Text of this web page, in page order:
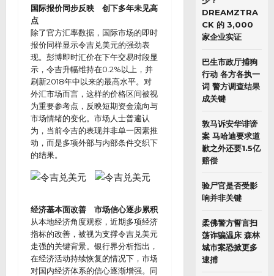
国际报价同步反映 创下多年未见高
点
除了官方汇率数据，国际市场的即时
报价同样显示令吉兑美元的强劲表
现。彭博即时汇价在下午交易时段显
示，令吉升幅维持在0.2%以上，并
刷新2018年中以来的最高水平。对
外汇市场而言，这样的价格区间被视
为重要参考点，反映短期资金流向与
市场情绪的变化。市场人士普遍认
为，当前令吉的表现并非单一因素推
动，而是多项外部与内部条件交织下
的结果。
经济基本面改善 市场信心逐步累积
从本地经济角度观察，近期多项经济
指标的改善，被视为支撑令吉兑美元
走强的关键背景。银行界分析指出，
在经济活动持续恢复的情况下，市场
对国内经济体系的信心逐渐增强。同
DREAMZTRA
CK 的 3,000
家企业实证
巴生市政厅捕狗
行动 各方各执一
词 警方调查结果
成关键
敦马诉安华诽谤
案 马哈迪要求道
歉之外还要1.5亿
赔偿
验尸官是否受影
响并非关键
柔佛警方誓言扫
荡诈骗温床 森林
城市案恐掀更多
逮捕